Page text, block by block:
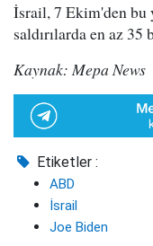
İsrail, 7 Ekim'den bu
saldırılarda en az
Kaynak: Mepa News
Etiketler :
ABD
İsrail
Joe Biden